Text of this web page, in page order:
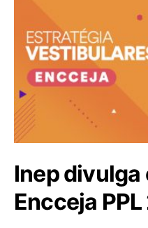
Inep divulga
Encceja